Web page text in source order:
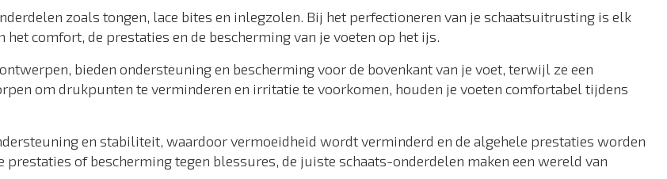
zoals tongen, lace bites en inlegzolen. Bij het perfectioneren van je schaatsuitrusting is elk
comfort, de prestaties en de bescherming van je voeten op het ijs.
bieden ondersteuning en bescherming voor de bovenkant van je voet, terwijl ze een
om drukpunten te verminderen en irritatie te voorkomen, houden je voeten comfortabel tijdens
en stabiliteit, waardoor vermoeidheid wordt verminderd en de algehele prestaties worden
of bescherming tegen blessures, de juiste schaats-onderdelen maken een wereld van